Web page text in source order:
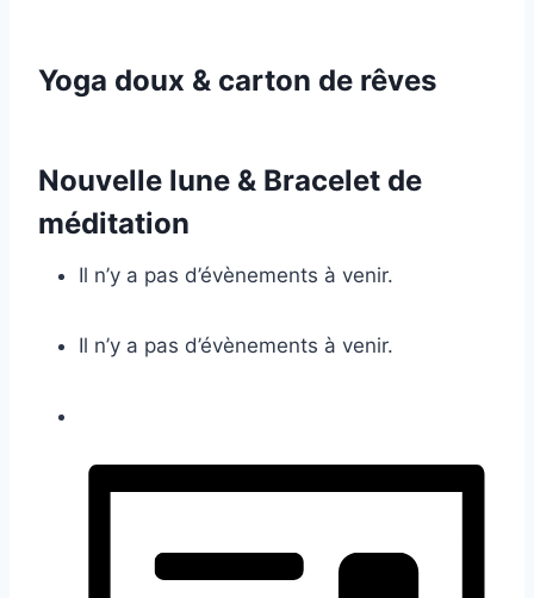
Yoga doux & carton de rêves
Nouvelle lune & Bracelet de
méditation
Il n’y a pas d’évènements à venir.
Il n’y a pas d’évènements à venir.